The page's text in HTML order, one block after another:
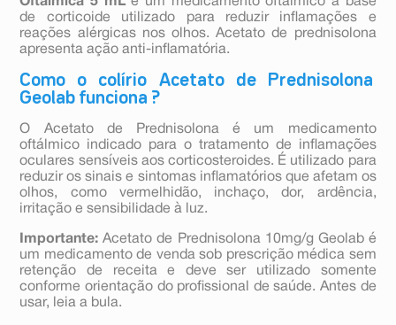
de corticoide utilizado para reduzir inflamações e
reações alérgicas nos olhos. Acetato de prednisolona
apresenta ação anti-inflamatória.
Como o colírio Acetato de Prednisolona
Geolab funciona ?
O Acetato de Prednisolona é um medicamento
oftálmico indicado para o tratamento de inflamações
oculares sensíveis aos corticosteroides. É utilizado para
reduzir os sinais e sintomas inflamatórios que afetam os
olhos, como vermelhidão, inchaço, dor, ardência,
irritação e sensibilidade à luz.
Importante: Acetato de Prednisolona 10mg/g Geolab é
um medicamento de venda sob prescrição médica sem
retenção de receita e deve ser utilizado somente
conforme orientação do profissional de saúde. Antes de
usar, leia a bula.